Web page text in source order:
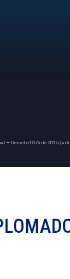
– Decreto 1075 de 2015